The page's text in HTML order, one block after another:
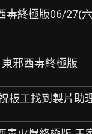
毒終極版06/27(
邪西毒終極版
板工找到製片助